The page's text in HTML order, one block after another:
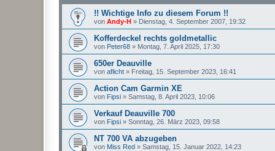
!! Wichtige Info zu diesem Forum !!
von Andy-H » Dienstag, 4. September 2007, 19:32
Kofferdeckel rechts goldmetallic
von Peter68 » Montag, 7. April 2025, 17:30
650er Deauville
von aflicht » Freitag, 15. September 2023, 16:41
Action Cam Garmin XE
von Fipsi » Samstag, 8. April 2023, 10:06
Verkauf Deauville 700
von Fipsi » Sonntag, 26. März 2023, 09:58
NT 700 VA abzugeben
von Miss Red » Samstag, 15. Januar 2022, 14:23